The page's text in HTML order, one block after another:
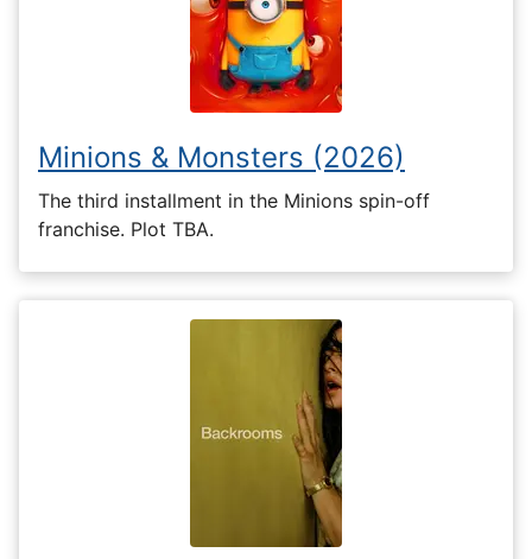
Minions & Monsters (2026)
The third installment in the Minions spin-off
franchise. Plot TBA.